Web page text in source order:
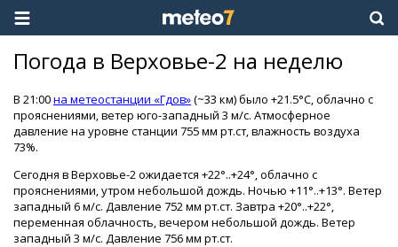
Погода в Верховье-2 на неделю
В 21:00на метеостанции «Гдов»(~33 км) было +21.5°C, облачно с
прояснениями, ветер юго-западный 3 м/с. Атмосферное
давление на уровне станции 755 мм рт.ст, влажность воздуха
73%.
Сегодня в Верховье-2 ожидается +22°..+24°, облачно с
прояснениями, утром небольшой дождь. Ночью +11°..+13°. Ветер
западный 6 м/с. Давление 752 мм рт.ст. Завтра +20°..+22°,
переменная облачность, вечером небольшой дождь. Ветер
западный 3 м/с. Давление 756 мм рт.ст.